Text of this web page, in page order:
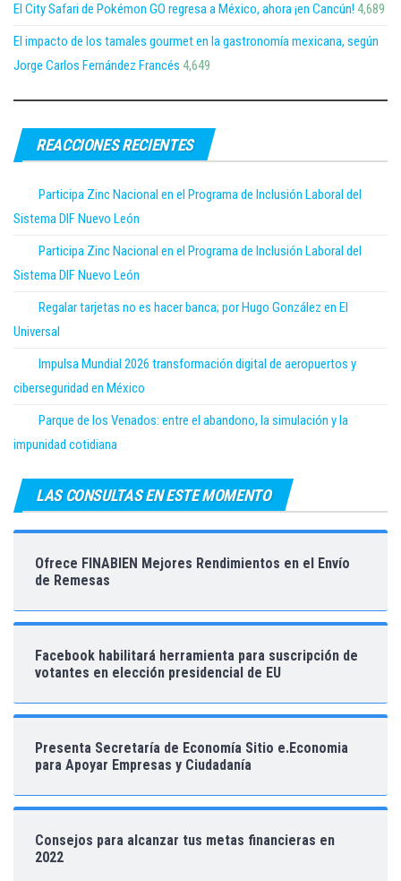
El City Safari de Pokémon GO regresa a México, ahora ¡en Cancún! 4,689
El impacto de los tamales gourmet en la gastronomía mexicana, según
Jorge Carlos Fernández Francés 4,649
REACCIONES RECIENTES
Participa Zinc Nacional en el Programa de Inclusión Laboral del
Sistema DIF Nuevo León
Participa Zinc Nacional en el Programa de Inclusión Laboral del
Sistema DIF Nuevo León
Regalar tarjetas no es hacer banca; por Hugo González en El
Universal
Impulsa Mundial 2026 transformación digital de aeropuertos y
ciberseguridad en México
Parque de los Venados: entre el abandono, la simulación y la
impunidad cotidiana
LAS CONSULTAS EN ESTE MOMENTO
Ofrece FINABIEN Mejores Rendimientos en el Envío
de Remesas
Facebook habilitará herramienta para suscripción de
votantes en elección presidencial de EU
Presenta Secretaría de Economía Sitio e.Economia
para Apoyar Empresas y Ciudadanía
Consejos para alcanzar tus metas financieras en
2022